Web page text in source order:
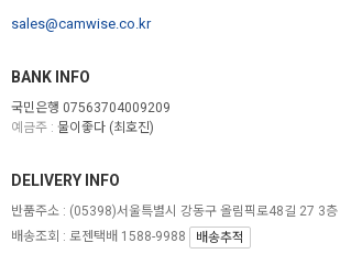
sales@camwise.co.kr
BANK INFO
국민은행 07563704009209
예금주 : 물이좋다 (최호진)
DELIVERY INFO
반품주소 : (05398)서울특별시 강동구 올림픽로48길 27 3층
배송조회 : 로젠택배 1588-9988
배송추적